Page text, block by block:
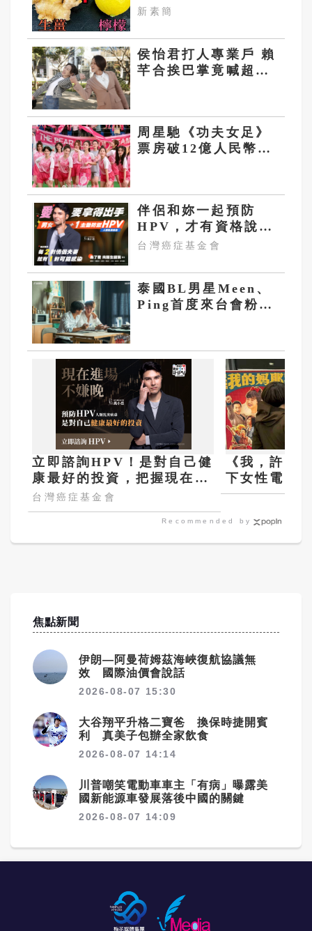
子都變平坦了
新素簡
侯怡君打人專業戶 賴
芊合挨巴掌竟喊超幸
周星馳《功夫女足》
票房破12億人民幣
伴侶和妳一起預防
HPV，才有資格說愛
妳！
台灣癌症基金會
泰國BL男星Meen、
Ping首度來台會粉絲
立即諮詢HPV！是對自己健
康最好的投資，把握現在不
嫌晚！
台灣癌症基金會
《我，許可
下女性電影
Recommended by
焦點新聞
伊朗—阿曼荷姆茲海峽復航協議無
效 國際油價會說話
2026-08-07 15:30
大谷翔平升格二寶爸 換保時捷開賓
利 真美子包辦全家飲食
2026-08-07 14:14
川普嘲笑電動車車主「有病」曝露美
國新能源車發展落後中國的關鍵
2026-08-07 14:09